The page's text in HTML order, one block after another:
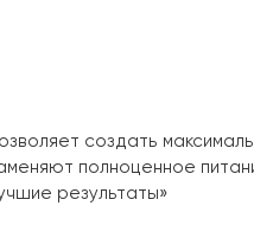
создать
полноценное
результаты»